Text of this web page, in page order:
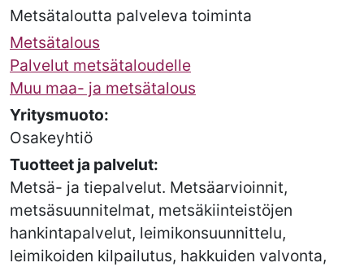
Metsätaloutta palveleva toiminta
Metsätalous
Palvelut metsätaloudelle
Muu maa- ja metsätalous
Yritysmuoto:
Osakeyhtiö
Tuotteet ja palvelut:
Metsä- ja tiepalvelut. Metsäarvioinnit,
metsäsuunnitelmat, metsäkiinteistöjen
hankintapalvelut, leimikonsuunnittelu,
leimikoiden kilpailutus, hakkuiden valvonta,